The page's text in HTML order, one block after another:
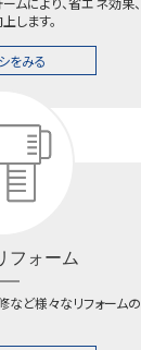
します。
をみる
フォーム
など様々なリフォームの